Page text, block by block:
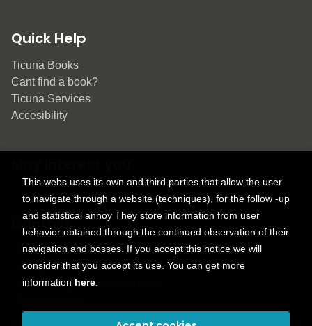
Quick Help
Ticuna Books
Cant find a book?
Ticuna Services
Accesibility
Contact
9150 Tahoma St.
+1 614-707-9934
contactus@ticunabooks.com
This webs uses its own and third parties that allow the user
to navigate through a website (techniques), for the follow -up
and statistical annoy They store information from user
behavior obtained through the continued observation of their
navigation and bosses. If you accept this notice we will
consider that you accept its use. You can get more
information here